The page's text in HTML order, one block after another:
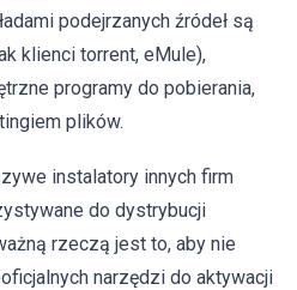
podejrzanych źródeł są
klienci torrent, eMule),
programy do pobierania,
plików.
instalatory innych firm
do dystrybucji
rzeczą jest to, aby nie
narzędzi do aktywacji